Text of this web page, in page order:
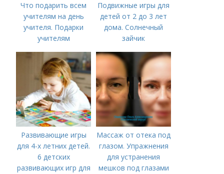
Что подарить всем
учителям на день
учителя. Подарки
учителям
день учителя
Подвижные игры для
детей от 2 до 3 лет
дома. Солнечный
зайчик
Развивающие игры
для 4-х летних детей.
6 детских
развивающих игр для
Массаж от отека под
глазом. Упражнения
для устранения
мешков под глазами